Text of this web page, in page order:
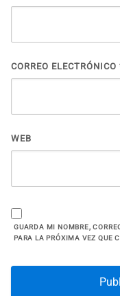
CORREO ELECTRÓNICO
WEB
GUARDA MI NOMBRE,
PARA LA PRÓXIMA VEZ QUE